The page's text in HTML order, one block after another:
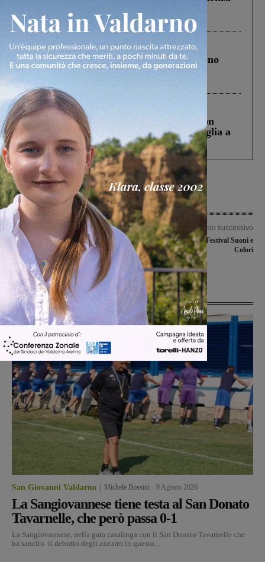
Pnrr, il gruppo di Fratelli d’Italia: “Un
ringraziamento al Governo”
Cronaca 4 Agosto 2026
Un anno fa la strage in A1 in cui morirono
Gianni, Giulia e Franco. Lo schianto, il
processo, lo stop ai sorpassi fra tir....
Cronaca 3 Agosto 2026
Scomparso da una struttura di Castiglion
Fiorentino l’uomo che aveva ucciso la figlia a
Levane nel 2020
Articolo precedente
Due furti in due giorni a Levanella. I
residenti inseguono i ladri ma
vengono allontanati a sassate
Articolo successivo
Stasera si chiude il Festival Suoni e
Colori
Ultime Notizie
San Giovanni Valdarno Michele Bossini 9 Agosto 2026
La Sangiovannese tiene testa al San Donato
Tavarnelle, che però passa 0-1
La Sangiovannese, nella gara casalinga con il San Donato Tavarnelle che
ha sancito il debutto degli azzurro in questo...